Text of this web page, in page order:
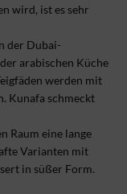
wird, ist es sehr
der Dubai-
arabischen Küche
werden mit
Kunafa schmeckt
Raum eine lange
Varianten mit
in süßer Form.